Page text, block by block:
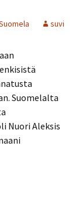
suvi
Suomelalta
Nuori Aleksis